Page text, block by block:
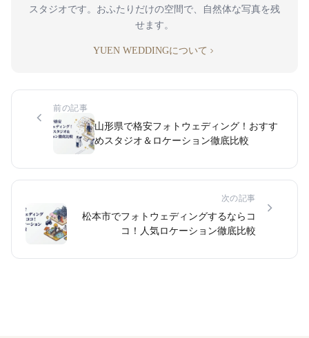
スタジオです。おふたりだけの空間で、自然体な写真を残
せます。
YUEN WEDDINGについて
前の記事
山形県で格安フォトウェディング！おすす
めスタジオ＆ロケーション徹底比較
次の記事
松本市でフォトウェディングするならコ
コ！人気ロケーション徹底比較